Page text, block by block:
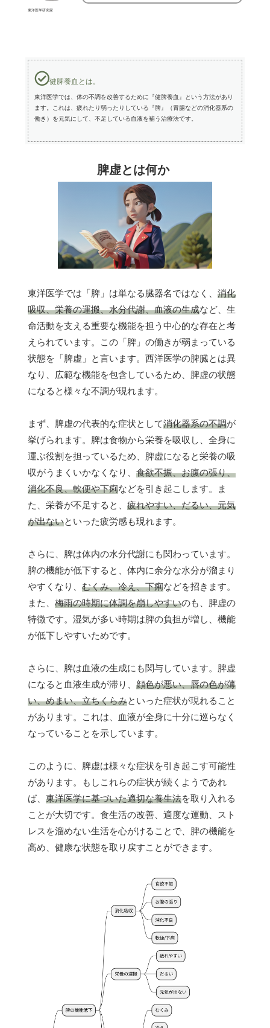
東洋医学研究家
健脾養血とは。
東洋医学では、体の不調を改善するために『健脾養血』という方法があり
ます。これは、疲れたり弱ったりしている『脾』（胃腸などの消化器系の
働き）を元気にして、不足している血液を補う治療法です。
脾虚とは何か
東洋医学では「脾」は単なる臓器名ではなく、 消化
吸収、栄養の運搬、水分代謝、血液の生成など、生
命活動を支える重要な機能を担う中心的な存在と考
えられています。この「脾」の働きが弱まっている
状態を「脾虚」と言います。西洋医学の脾臓とは異
なり、広範な機能を包含しているため、脾虚の状態
になると様々な不調が現れます。
まず、脾虚の代表的な症状として消化器系の不調が
挙げられます。脾は食物から栄養を吸収し、全身に
運ぶ役割を担っているため、脾虚になると栄養の吸
収がうまくいかなくなり、 食欲不振、お腹の張り、
消化不良、軟便や下痢などを引き起こします。ま
た、栄養が不足すると、 疲れやすい、だるい、元気
が出ないといった疲労感も現れます。
さらに、脾は体内の水分代謝にも関わっています。
脾の機能が低下すると、体内に余分な水分が溜まり
やすくなり、 むくみ、冷え、下痢などを招きます。
また、 梅雨の時期に体調を崩しやすいのも、脾虚の
特徴です。湿気が多い時期は脾の負担が増し、機能
が低下しやすいためです。
さらに、脾は血液の生成にも関与しています。脾虚
になると血液生成が滞り、 顔色が悪い、唇の色が薄
い、めまい、立ちくらみといった症状が現れること
があります。これは、血液が全身に十分に巡らなく
なっていることを示しています。
このように、脾虚は様々な症状を引き起こす可能性
があります。もしこれらの症状が続くようであれ
ば、 東洋医学に基づいた適切な養生法を取り入れる
ことが大切です。食生活の改善、適度な運動、スト
レスを溜めない生活を心がけることで、脾の機能を
高め、健康な状態を取り戻すことができます。